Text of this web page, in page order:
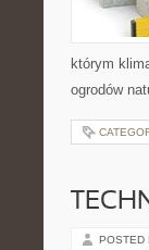
którym
ogrodów
POSTED